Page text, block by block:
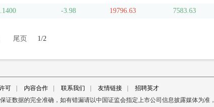
-3.98 19796.63 7583.63
尾页 1/2
可 内容合作 联系我们 友情链接
招聘英才
数据的完全准确，如有错漏请以中国证监会指定上市公司信息披露媒体为准，